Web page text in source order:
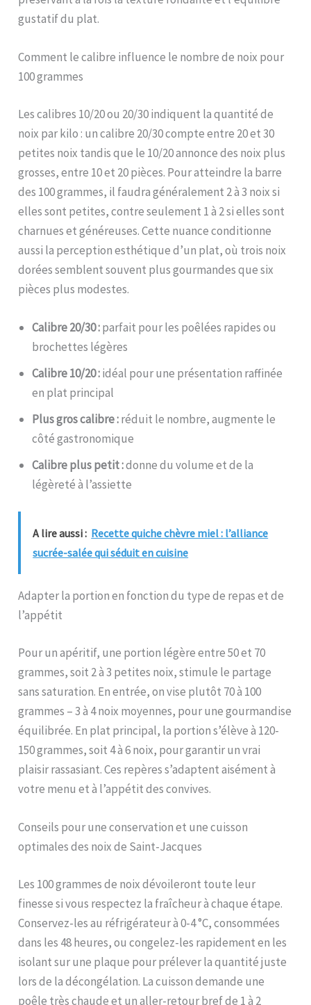
gustatif du plat.
Comment le calibre influence le nombre de noix pour
100 grammes
Les calibres 10/20 ou 20/30 indiquent la quantité de
noix par kilo : un calibre 20/30 compte entre 20 et 30
petites noix tandis que le 10/20 annonce des noix plus
grosses, entre 10 et 20 pièces. Pour atteindre la barre
des 100 grammes, il faudra généralement 2 à 3 noix si
elles sont petites, contre seulement 1 à 2 si elles sont
charnues et généreuses. Cette nuance conditionne
aussi la perception esthétique d’un plat, où trois noix
dorées semblent souvent plus gourmandes que six
pièces plus modestes.
Calibre 20/30 :parfait pour les poêlées rapides ou
brochettes légères
Calibre 10/20 :idéal pour une présentation raffinée
en plat principal
Plus gros calibre :réduit le nombre, augmente le
côté gastronomique
Calibre plus petit :donne du volume et de la
légèreté à l’assiette
A lire aussi : Recette quiche chèvre miel : l’alliance
sucrée-salée qui séduit en cuisine
Adapter la portion en fonction du type de repas et de
l’appétit
Pour un apéritif, une portion légère entre 50 et 70
grammes, soit 2 à 3 petites noix, stimule le partage
sans saturation. En entrée, on vise plutôt 70 à 100
grammes – 3 à 4 noix moyennes, pour une gourmandise
équilibrée. En plat principal, la portion s’élève à 120-
150 grammes, soit 4 à 6 noix, pour garantir un vrai
plaisir rassasiant. Ces repères s’adaptent aisément à
votre menu et à l’appétit des convives.
Conseils pour une conservation et une cuisson
optimales des noix de Saint-Jacques
Les 100 grammes de noix dévoileront toute leur
finesse si vous respectez la fraîcheur à chaque étape.
Conservez-les au réfrigérateur à 0-4 °C, consommées
dans les 48 heures, ou congelez-les rapidement en les
isolant sur une plaque pour prélever la quantité juste
lors de la décongélation. La cuisson demande une
poêle très chaude et un aller-retour bref de 1 à 2